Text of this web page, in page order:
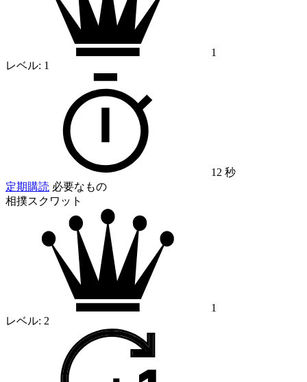
1
レベル: 1
12 秒
定期購読 必要なもの
相撲スクワット
1
レベル: 2